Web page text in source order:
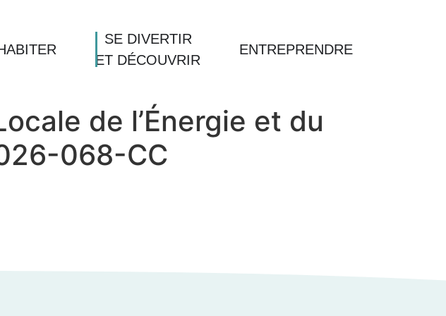
SE DIVERTIR
ET DÉCOUVRIR
ENTREPRENDRE
de l’Énergie et du
068-CC